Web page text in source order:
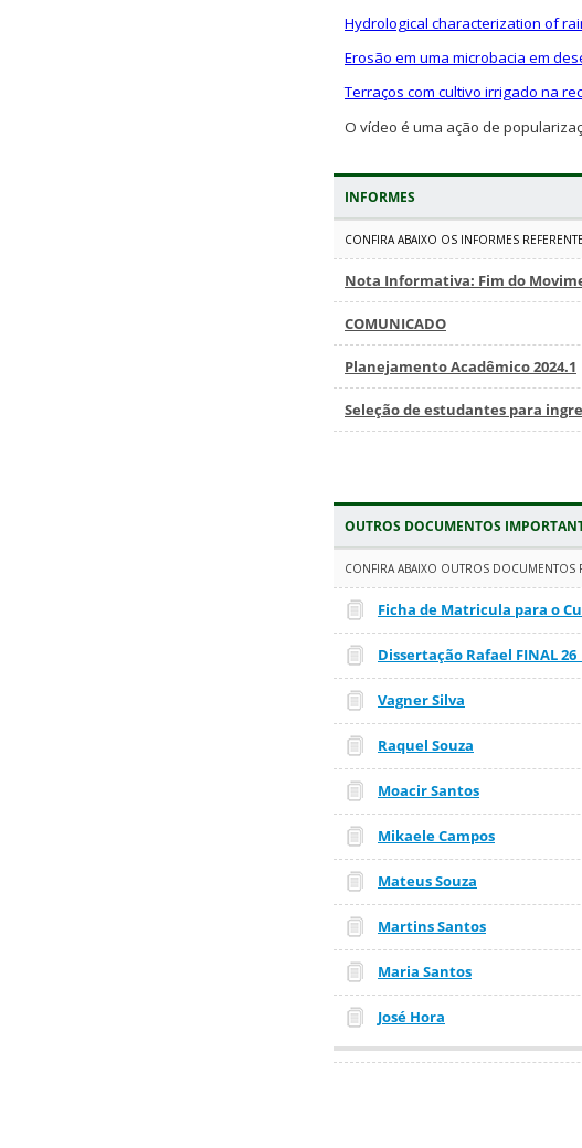
Hydrological characterization of
Erosão em uma microbacia em
Terraços com cultivo irrigado na
O vídeo é uma ação de
INFORMES
CONFIRA ABAIXO OS INFORMES
Nota Informativa: Fim do
COMUNICADO
Planejamento Acadêmico 2024.1
Seleção de estudantes para
OUTROS DOCUMENTOS
CONFIRA ABAIXO OUTROS DOCUMENTOS
Ficha de Matricula para o
Dissertação Rafael FINAL
Vagner Silva
Raquel Souza
Moacir Santos
Mikaele Campos
Mateus Souza
Martins Santos
Maria Santos
José Hora